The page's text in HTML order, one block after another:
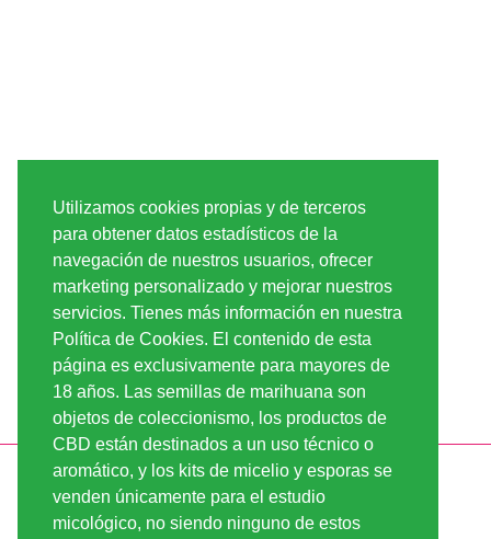
Utilizamos cookies propias y de terceros
para obtener datos estadísticos de la
navegación de nuestros usuarios, ofrecer
marketing personalizado y mejorar nuestros
servicios. Tienes más información en nuestra
Política de Cookies. El contenido de esta
página es exclusivamente para mayores de
18 años. Las semillas de marihuana son
objetos de coleccionismo, los productos de
CBD están destinados a un uso técnico o
aromático, y los kits de micelio y esporas se
venden únicamente para el estudio
micológico, no siendo ninguno de estos
INFORMACIÓN
ENVÍO
LINDA-SEEDS
CONDICIONES DE USO